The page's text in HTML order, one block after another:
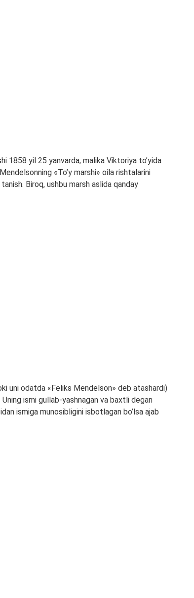
1858 yil 25 yanvarda, malika Viktoriya to’yida
«To’y marshi» oila rishtalarini
Biroq, ushbu marsh aslida qanday
uni odatda «Feliks Mendelson» deb atashardi)
ismi gullab-yashnagan va baxtli degan
ismiga munosibligini isbotlagan bo’lsa ajab